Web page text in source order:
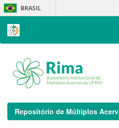
Skip
navigation
BRASIL
Repositório de Múltiplos